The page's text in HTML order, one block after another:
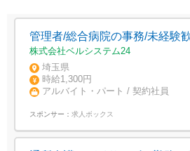
管理者/総合病院の事務/未経験
株式会社ベルシステム24
埼玉県
時給1,300円
アルバイト・パート / 契約社員
スポンサー： 求人ボックス